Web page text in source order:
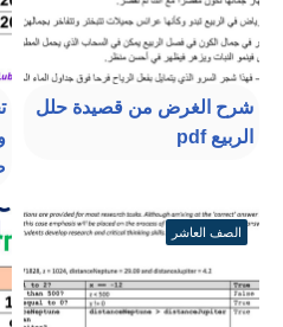
شرح الغرض من قصيدة حلل
الربيع pdf
الصف العاشر